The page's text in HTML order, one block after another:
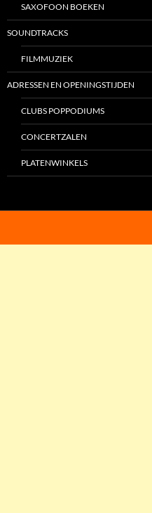
SAXOFOON BOEKEN
SOUNDTRACKS
FILMMUZIEK
ADRESSEN EN OPENINGSTIJDEN
CLUBS POPPODIUMS
CONCERTZALEN
PLATENWINKELS